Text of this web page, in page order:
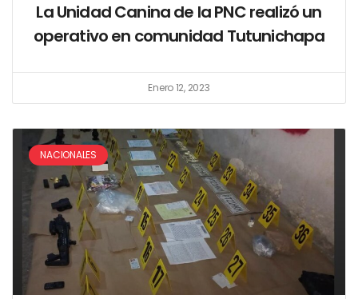
La Unidad Canina de la PNC realizó un
operativo en comunidad Tutunichapa
Enero 12, 2023
NACIONALES